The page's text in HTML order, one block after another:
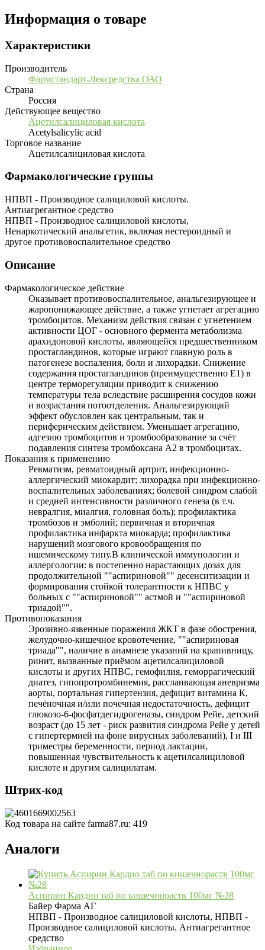
Информация о товаре
Характеристики
Производитель
Фармстандарт-Лексредства ОАО
Страна
Россия
Действующее вещество
Ацетилсалициловая кислота
Acetylsalicylic acid
Торговое название
Ацетилсалициловая кислота
Фармакологические группы
НПВП - Производное салициловой кислоты.
Антиагрегантное средство
НПВП - Производное салициловой кислоты,
Ненаркотический анальгетик, включая нестероидный и
другое противовоспалительное средство
Описание
Фармакологическое действие
Оказывает противовоспалительное, анальгезирующее и
жаропонижающее действие, а также угнетает агрегацию
тромбоцитов. Механизм действия связан с угнетением
активности ЦОГ - основного фермента метаболизма
арахидоновой кислоты, являющейся предшественником
простагландинов, которые играют главную роль в
патогенезе воспаления, боли и лихорадки. Снижение
содержания простагландинов (преимущественно Е1) в
центре терморегуляции приводит к снижению
температуры тела вследствие расширения сосудов кожи
и возрастания потоотделения. Анальгезирующий
эффект обусловлен как центральным, так и
периферическим действием. Уменьшает агрегацию,
адгезию тромбоцитов и тромбообразование за счёт
подавления синтеза тромбоксана А2 в тромбоцитах.
Показания к применению
Ревматизм, ревматоидный артрит, инфекционно-
аллергический миокардит; лихорадка при инфекционно-
воспалительных заболеваниях; болевой синдром слабой
и средней интенсивности различного генеза (в т.ч.
невралгия, миалгия, головная боль); профилактика
тромбозов и эмболий; первичная и вторичная
профилактика инфаркта миокарда; профилактика
нарушений мозгового кровообращения по
ишемическому типу.В клинической иммунологии и
аллергологии: в постепенно нарастающих дозах для
продолжительной ""аспириновой"" десенситизации и
формирования стойкой толерантности к НПВС у
больных с ""аспириновой"" астмой и ""аспириновой
триадой"".
Противопоказания
Эрозивно-язвенные поражения ЖКТ в фазе обострения,
желудочно-кишечное кровотечение, ""аспириновая
триада"", наличие в анамнезе указаний на крапивницу,
ринит, вызванные приёмом ацетилсалициловой
кислоты и других НПВС, гемофилия, геморрагический
диатез, гипопротромбинемия, расслаивающая аневризма
аорты, портальная гипертензия, дефицит витамина К,
печёночная и/или почечная недостаточность, дефицит
глюкозо-6-фосфатдегидрогеназы, синдром Рейе, детский
возраст (до 15 лет - риск развития синдрома Рейе у детей
с гипертермией на фоне вирусных заболеваний), I и III
триместры беременности, период лактации,
повышенная чувствительность к ацетилсалициловой
кислоте и другим салицилатам.
Штрих-код
Код товара на сайте farma87.ru: 419
Аналоги
Аспирин Кардио таб по кишечнораств 100мг №28
Байер Фарма АГ
НПВП - Производное салициловой кислоты, НПВП -
Производное салициловой кислоты. Антиагрегантное
средство